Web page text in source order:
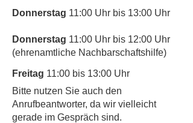
Donnerstag 11:00 Uhr bis 13:00 Uhr
Donnerstag 11:00 Uhr bis 12:00 Uhr
(ehrenamtliche Nachbarschaftshilfe)
Freitag 11:00 bis 13:00 Uhr
​Bitte nutzen Sie auch den
Anrufbeantworter, da wir vielleicht
gerade im Gespräch sind.